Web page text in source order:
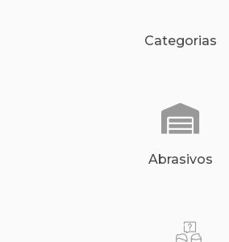
Categorias
Abrasivos